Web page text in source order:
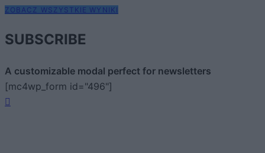
ZOBACZ WSZYSTKIE WYNIKI
SUBSCRIBE
A customizable modal perfect for newsletters
[mc4wp_form id="496"]